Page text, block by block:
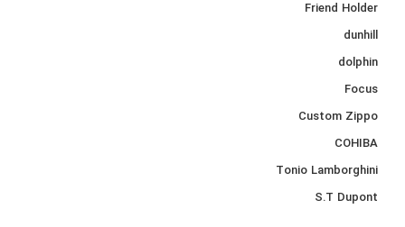
Friend Holder
dunhill
dolphin
Focus
Custom Zippo
COHIBA
Tonio Lamborghini
S.T Dupont